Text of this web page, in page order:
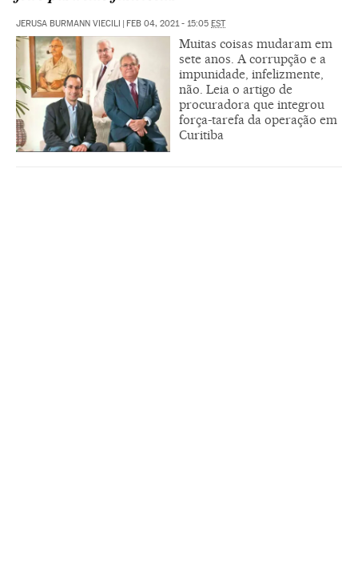
JERUSA BURMANN VIECILI | FEB 04, 2021 - 15:05 EST
Muitas coisas mudaram em
sete anos. A corrupção e a
impunidade, infelizmente,
não. Leia o artigo de
procuradora que integrou
força-tarefa da operação em
Curitiba